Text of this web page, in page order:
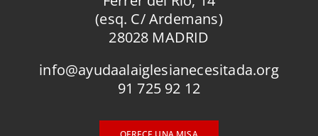
(esq. C/ Ardemans)
28028 MADRID
info@ayudaalaiglesianecesitada.org
91 725 92 12